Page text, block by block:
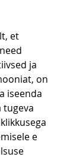
et
ja
on
iseenda
tugeva
e